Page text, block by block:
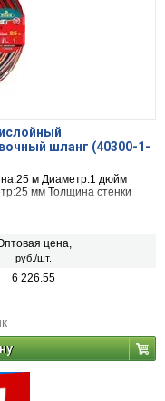
шланг (40300-1-
м Диаметр:1 дюйм
мм Толщина стенки
цена,
руб./шт.
6 226.55